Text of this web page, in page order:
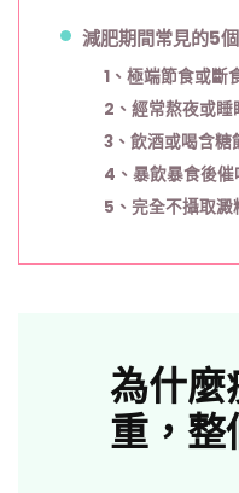
減肥期間常見的5
1、極端節食或斷
2、經常熬夜或睡
3、飲酒或喝含糖
4、暴飲暴食後催
5、完全不攝取澱
為什麼
重，整